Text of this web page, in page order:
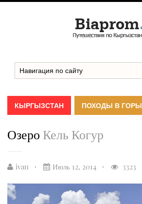
КЫРГЫЗСТАН ПОХОДЫ В ГОРЫ
Озеро Кель Когур
ivan Июль 12, 2014 3323